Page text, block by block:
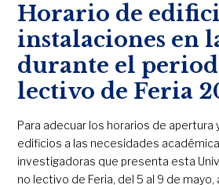
Horario de
instalaciones en
durante el
lectivo de Feria
Para adecuar los horarios de apertura
edificios a las necesidades
investigadoras que presenta esta
no lectivo de Feria, del 5 al 9 de